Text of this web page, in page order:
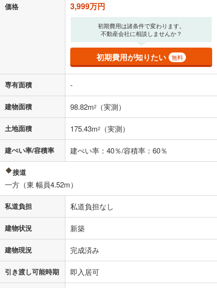
上、ご自身での入力をお願いいたします。初期設定で自動入力されてい
る値は、実際の金融機関等における貸出金利とは何ら関係がなく、実際
の金融機関等における貸出金利を何ら保証するものではありません。返
済方法「元利均等返済」にて算出しております。入力された金利を35年
適用した場合の計算結果を表示しています。
その他月額費用や、初期費用がかかります。ご注意ください。実際にお
借り入れの際は各金融機関等に、必ずご自身でご確認をお願いいたしま
す。
条件によってお借り入れができないことがあります。
不動産会社に購入相談をする
閉じる
価格 3,999万円
初期費用は諸条件で変わります。
不動産会社に相談しませんか？
初期費用が知りたい 無料
専有面積 -
建物面積 98.82m2 （実測）
土地面積 175.43m2 （実測）
建ぺい率/容積率 建ぺい率：40％/容積率：60％
接道
一方（東 幅員4.52m）
私道負担 私道負担なし
建物状況 新築
建物現況 完成済み
引き渡し可能時期 即入居可